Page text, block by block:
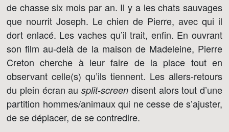
de chasse six mois par an. Il y a les chats sauvages
que nourrit Joseph. Le chien de Pierre, avec qui il
dort enlacé. Les vaches qu’il trait, enfin. En ouvrant
son film au-delà de la maison de Madeleine, Pierre
Creton cherche à leur faire de la place tout en
observant celle(s) qu’ils tiennent. Les allers-retours
du plein écran au split-screen disent alors tout d’une
partition hommes/animaux qui ne cesse de s’ajuster,
de se déplacer, de se contredire.